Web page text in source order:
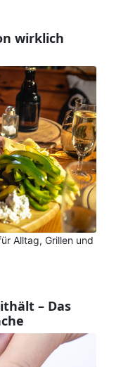
wirklich
Alltag, Grillen und
– Das